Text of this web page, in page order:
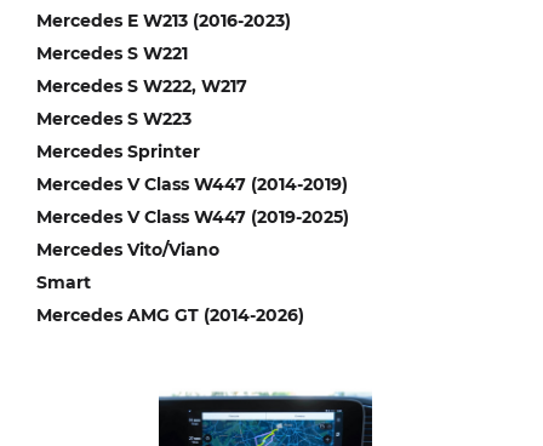
Mercedes AMG GT (2014-2026)
Mercedes E W213 (2016-2023)
Mercedes S W221
Mercedes S W222, W217
Mercedes S W223
Mercedes Sprinter
Mercedes V Class W447 (2014-2019)
Mercedes V Class W447 (2019-2025)
Mercedes Vito/Viano
Smart